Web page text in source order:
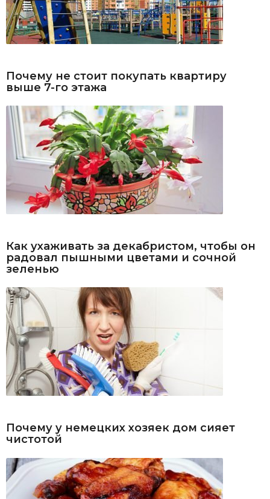
Почему не стоит покупать квартиру
выше 7-го этажа
Как ухаживать за декабристом, чтобы он
радовал пышными цветами и сочной
зеленью
Почему у немецких хозяек дом сияет
чистотой